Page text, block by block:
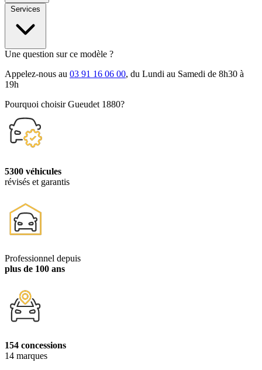
Services
Une question sur ce modèle ?
Appelez-nous au 03 91 16 06 00, du Lundi au Samedi de 8h30 à
19h
Pourquoi choisir Gueudet 1880?
5300 véhicules
révisés et garantis
Professionnel depuis
plus de 100 ans
154 concessions
14 marques